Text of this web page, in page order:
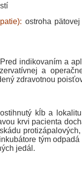
ostroha
indikovaním a
a
zdravotnou
kĺb a
krvi pacienta
tým
jedál.